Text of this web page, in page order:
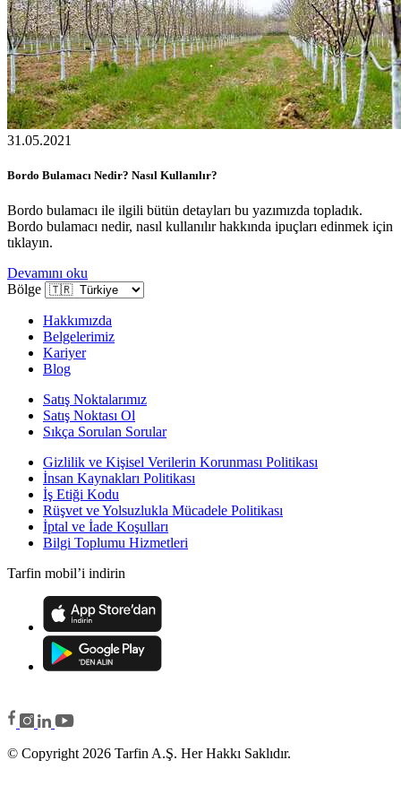
31.05.2021
Bordo Bulamacı Nedir? Nasıl Kullanılır?
Bordo bulamacı ile ilgili bütün detayları bu yazımızda topladık.
Bordo bulamacı nedir, nasıl kullanılır hakkında ipuçları edinmek için
tıklayın.
Devamını oku
Bölge
Hakkımızda
Belgelerimiz
Kariyer
Blog
Satış Noktalarımız
Satış Noktası Ol
Sıkça Sorulan Sorular
Gizlilik ve Kişisel Verilerin Korunması Politikası
İnsan Kaynakları Politikası
İş Etiği Kodu
Rüşvet ve Yolsuzlukla Mücadele Politikası
İptal ve İade Koşulları
Bilgi Toplumu Hizmetleri
Tarfin mobil’i indirin
© Copyright 2026 Tarfin A.Ş. Her Hakkı Saklıdır.